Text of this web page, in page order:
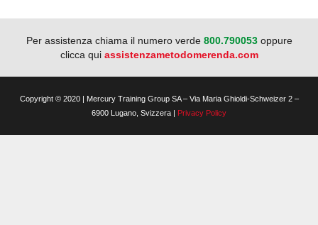
Per assistenza chiama il numero verde 800.790053 oppure
clicca qui assistenzametodomerenda.com
Copyright © 2020 | Mercury Training Group SA – Via Maria Ghioldi-Schweizer 2 –
6900 Lugano, Svizzera | Privacy Policy